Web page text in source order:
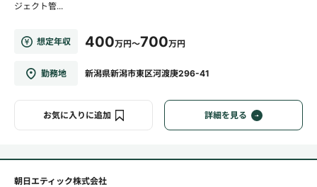
ジェクト管...
想定年収 400万円～700万円
勤務地 新潟県新潟市東区河渡庚296-41
お気に入りに追加 詳細を見る
朝日エティック株式会社